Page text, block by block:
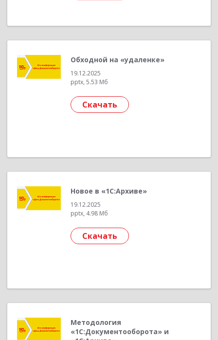
Обходной на «удаленке»
19.12.2025
pptx, 5.53 Мб
Скачать
Новое в «1С:Архиве»
19.12.2025
pptx, 4.98 Мб
Скачать
Методология
«1С:Документооборота» и